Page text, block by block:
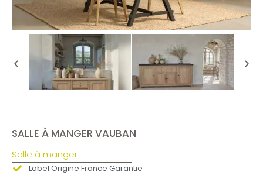
SALLE À MANGER VAUBAN
Salle à manger
Label Origine France Garantie